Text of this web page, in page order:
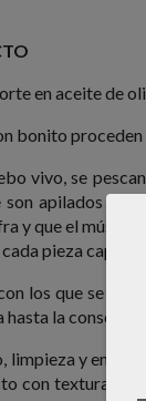
en aceite de
bonito proceden
vivo, se
apilados con
y que el
pieza
los que se
hasta la
limpieza y
con textura